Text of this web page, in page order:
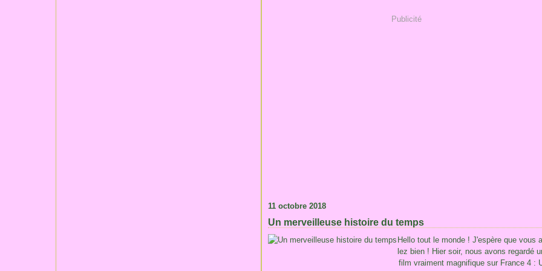
Publicité
11 octobre 2018
Un merveilleuse histoire du temps
Hello tout le monde ! J'espère que vous
lez bien ! Hier soir, nous avons regardé
film vraiment magnifique sur France 4 :